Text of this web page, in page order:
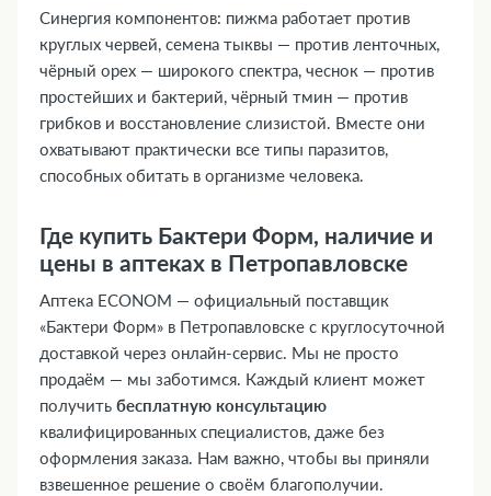
Синергия компонентов: пижма работает против
круглых червей, семена тыквы — против ленточных,
чёрный орех — широкого спектра, чеснок — против
простейших и бактерий, чёрный тмин — против
грибков и восстановление слизистой. Вместе они
охватывают практически все типы паразитов,
способных обитать в организме человека.
Где купить Бактери Форм, наличие и
цены в аптеках в Петропавловске
Аптека ECONOM — официальный поставщик
«Бактери Форм» в Петропавловске с круглосуточной
доставкой через онлайн-сервис. Мы не просто
продаём — мы заботимся. Каждый клиент может
получить бесплатную консультацию
квалифицированных специалистов, даже без
оформления заказа. Нам важно, чтобы вы приняли
взвешенное решение о своём благополучии.